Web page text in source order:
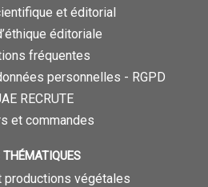
et éditorial
éditoriale
fréquentes
personnelles - RGPD
RECRUTE
et commandes
THÉMATIQUES
productions végétales